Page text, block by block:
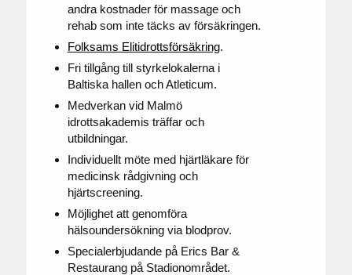
andra kostnader för massage och
rehab som inte täcks av försäkringen.
Folksams Elitidrottsförsäkring.
Fri tillgång till styrkelokalerna i
Baltiska hallen och Atleticum.
Medverkan vid Malmö
idrottsakademis träffar och
utbildningar.
Individuellt möte med hjärtläkare för
medicinsk rådgivning och
hjärtscreening.
Möjlighet att genomföra
hälsoundersökning via blodprov.
Specialerbjudande på Erics Bar &
Restaurang på Stadionområdet.